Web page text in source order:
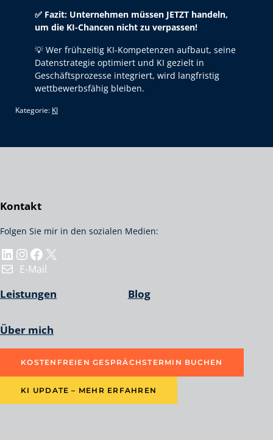
✅Fazit: Unternehmen müssen JETZT handeln,
um die KI-Chancen nicht zu verpassen!
💡 Wer frühzeitig KI-Kompetenzen aufbaut, seine
Datenstrategie optimiert und KI gezielt in
Geschäftsprozesse integriert, wird langfristig
wettbewerbsfähig bleiben.
Kategorie: KI
Kontakt
Folgen Sie mir in den sozialen Medien:
LinkedIn
Instagram
Facebook
X
E-Mail
Leistungen Blog
Über mich
KOSTENFREIEN GESPRÄCHSTERMIN BUCHEN
KI UPDATE – MEHR ERFAHREN